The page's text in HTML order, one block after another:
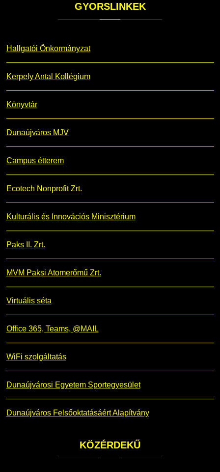
GYORSLINKEK
Hallgatói Önkormányzat
Kerpely Antal Kollégium
Könyvtár
Dunaújváros MJV
Campus étterem
Ecotech Nonprofit Zrt.
Kulturális és Innovációs Minisztérium
Paks II. Zrt.
MVM Paksi Atomerőmű Zrt.
Virtuális séta
Office 365, Teams, @MAIL
WiFi szolgáltatás
Dunaújvárosi Egyetem Sportegyesület
Dunaújváros Felsőoktatásáért Alapítvány
KÖZÉRDEKŰ